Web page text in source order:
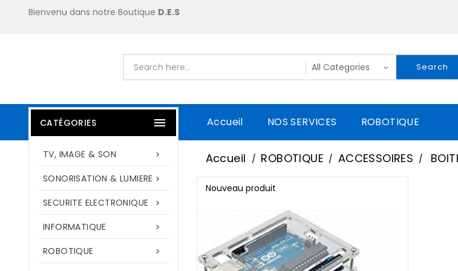
Bienvenu dans notre Boutique D.E.S
Search
Accueil NOS SERVICES ROBOTIQUE
CATÉGORIES 

TV, IMAGE & SON

SONORISATION & LUMIERE

SECURITE ELECTRONIQUE

INFORMATIQUE

ROBOTIQUE
Accueil ROBOTIQUE ACCESSOIRES
Nouveau produit